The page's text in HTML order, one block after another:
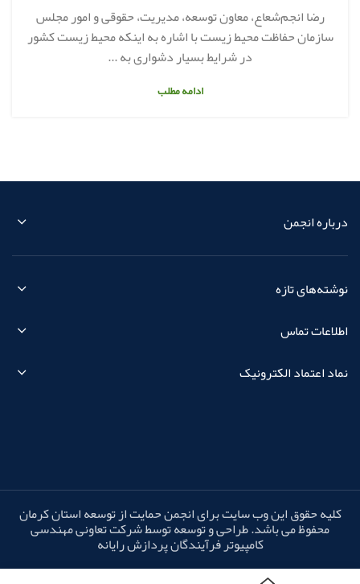
رضا انجم‌شعاع، معاون توسعه، مدیریت، حقوقی و امور مجلس
سازمان حفاظت محیط زیست با اشاره به اینکه محیط زیست کشور
در شرایط بسیار دشواری به ...
ادامه مطلب
درباره انجمن
نوشته‌های تازه
اطلاعات تماس
نماد اعتماد الکترونیک
کلیه حقوق این وب سایت برای انجمن حمایت از توسعه استان کرمان
محفوظ می باشد. طراحی و توسعه توسط شرکت تعاونی مهندسی
کامپیوتر فرآیندگان پردازش رایانه